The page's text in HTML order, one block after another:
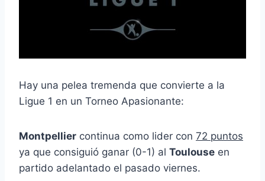
Hay una pelea tremenda que convierte a la
Ligue 1 en un Torneo Apasionante:
Montpellier continua como lider con 72 puntos
ya que consiguió ganar (0-1) al Toulouse en
partido adelantado el pasado viernes.